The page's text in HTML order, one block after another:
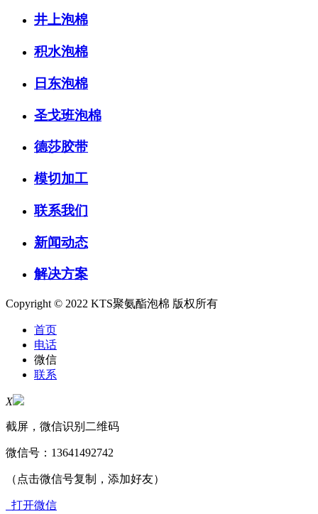
井上泡棉
积水泡棉
日东泡棉
圣戈班泡棉
德莎胶带
模切加工
联系我们
新闻动态
解决方案
Copyright © 2022 KTS聚氨酯泡棉 版权所有
首页
电话
微信
联系
X
截屏，微信识别二维码
微信号： 13641492742
（点击微信号复制，添加好友）
打开微信